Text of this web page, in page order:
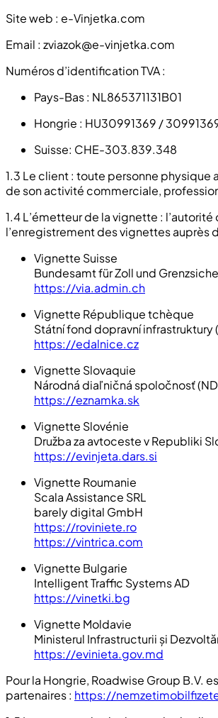
Site web : e-Vinjetka.com
Email : zviazok@e-vinjetka.com
Numéros d’identification TVA :
Pays-Bas : NL865371131B01
Hongrie : HU30991369 /
Suisse: CHE-303.839.348
1.3 Le client : toute personne
de son activité commerciale,
1.4 L’émetteur de la vignette :
l’enregistrement des vignettes auprès
Vignette Suisse
Bundesamt für Zoll und
https://via.admin.ch
Vignette République tchèque
Státní fond dopravní infrastruktury
https://edalnice.cz
Vignette Slovaquie
Národná diaľničná spoločnosť
https://eznamka.sk
Vignette Slovénie
Družba za avtoceste v Republiki
https://evinjeta.dars.si
Vignette Roumanie
Scala Assistance SRL
barely digital GmbH
https://roviniete.ro
https://vintrica.com
Vignette Bulgarie
Intelligent Traffic Systems AD
https://vinetki.bg
Vignette Moldavie
Ministerul Infrastructurii și
https://evinieta.gov.md
Pour la Hongrie, Roadwise Group B.V.
partenaires : https://